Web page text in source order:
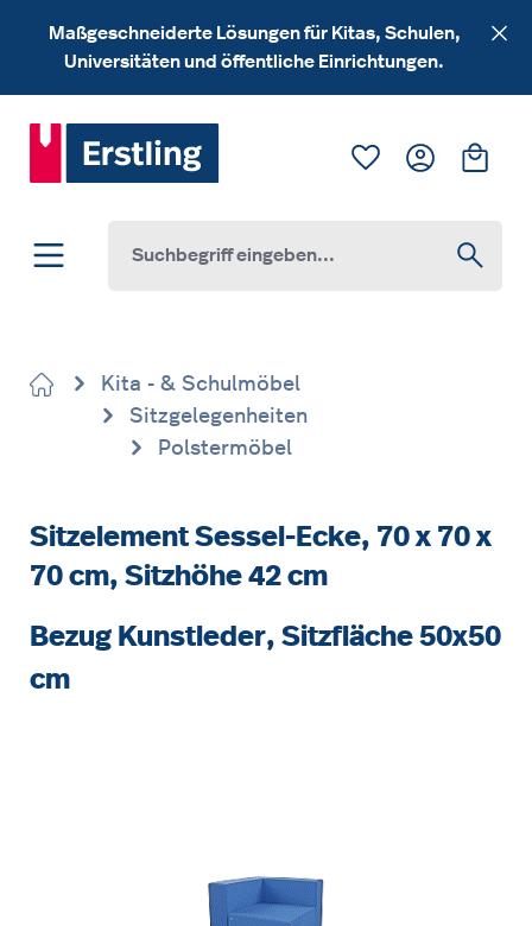
Zum Hauptinhalt springen
Maßgeschneiderte Lösungen für Kitas, Schulen,
Universitäten und öffentliche Einrichtungen.
Du hast 0
Kita - & Schulmöbel
Sitzgelegenheiten
Polstermöbel
Sitzelement Sessel-Ecke, 70 x 70 x
70 cm, Sitzhöhe 42 cm
Bezug Kunstleder, Sitzfläche 50x50
cm